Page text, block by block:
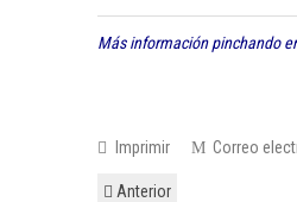
Más información pinchando
Imprimir Correo
Anterior